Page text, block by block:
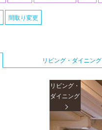
リビング・ダイニング
間取り変更
リビング・
ダイニング